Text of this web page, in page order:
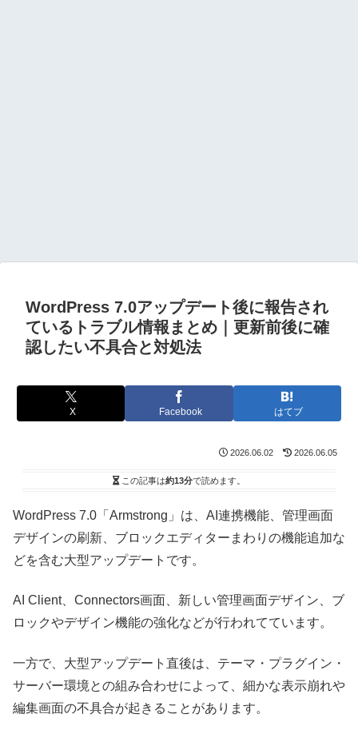
WordPress 7.0アップデート後に報告され
ているトラブル情報まとめ｜更新前後に確
認したい不具合と対処法
X Facebook はてブ
2026.06.02 2026.06.05
この記事は約13分で読めます。
WordPress 7.0「Armstrong」は、AI連携機能、管理画面
デザインの刷新、ブロックエディターまわりの機能追加な
どを含む大型アップデートです。
AI Client、Connectors画面、新しい管理画面デザイン、ブ
ロックやデザイン機能の強化などが行われてています。
一方で、大型アップデート直後は、テーマ・プラグイン・
サーバー環境との組み合わせによって、細かな表示崩れや
編集画面の不具合が起きることがあります。